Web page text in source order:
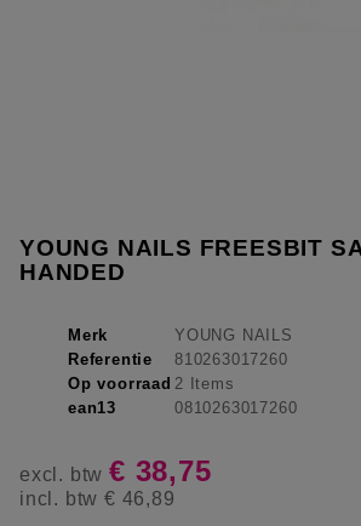
YOUNG NAILS FREESBIT
HANDED
Merk
YOUNG NAILS
Referentie
810263017260
Op voorraad 2 Items
ean13
0810263017260
excl. btw € 38,75
incl. btw € 46,89